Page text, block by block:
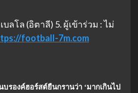
ลโล (อิตาลี) 5. ผู้เข้าร่วม : ไม่
football-7m.com
รองค์ฮอร์สต์ยืนกรานว่า ‘มากเกินไป